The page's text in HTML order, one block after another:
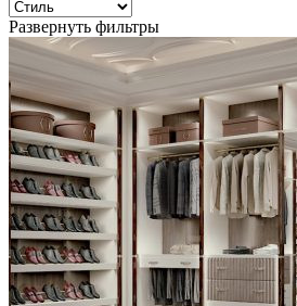
Развернуть фильтры